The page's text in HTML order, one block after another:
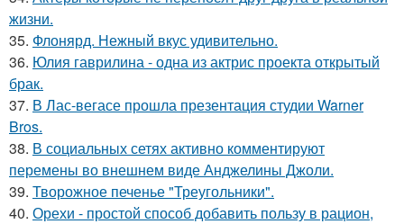
жизни.
35. Флонярд. Нежный вкус удивительно.
36. Юлия гаврилина - одна из актрис проекта открытый
брак.
37. В Лас-вегасе прошла презентация студии Warner
Bros.
38. В социальных сетях активно комментируют
перемены во внешнем виде Анджелины Джоли.
39. Творожное печенье "Треугольники".
40. Орехи - простой способ добавить пользу в рацион,